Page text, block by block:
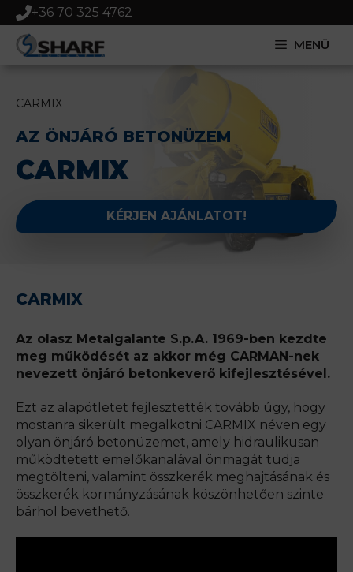
Kilépés
a
tartalomba
+36 70 325 4762
MENÜ
CARMIX
AZ ÖNJÁRÓ BETONÜZEM
CARMIX
KÉRJEN AJÁNLATOT!
CARMIX
Az olasz Metalgalante S.p.A. 1969-ben kezdte
meg működését az akkor még CARMAN-nek
nevezett önjáró betonkeverő kifejlesztésével.
Ezt az alapötletet fejlesztették tovább úgy, hogy
mostanra sikerült megalkotni CARMIX néven egy
olyan önjáró betonüzemet, amely hidraulikusan
működtetett emelőkanalával önmagát tudja
megtölteni, valamint összkerék meghajtásának és
összkerék kormányzásának köszönhetően szinte
bárhol bevethető.